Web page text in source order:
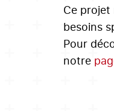
Ce
besoins
Pour
notre